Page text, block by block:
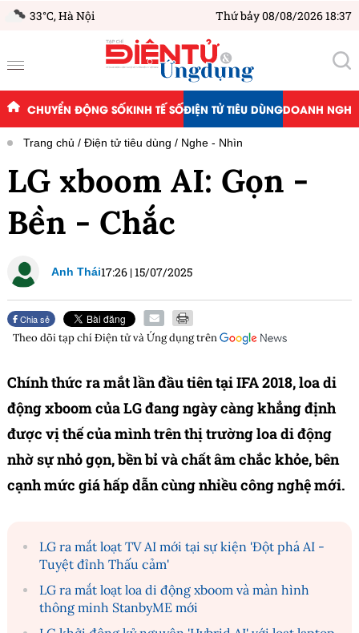
33°C,Hà Nội Thứ bảy 08/08/2026 18:37
CHUYỂN ĐỘNG SỐKINH TẾ SỐĐIỆN TỬ TIÊU DÙNGDOANH
Trang chủ Điện tử tiêu dùng Nghe - Nhìn
LG xboom AI: Gọn -
Bền - Chắc
Anh Thái17:26 |15/07/2025
Chia sẻ
Theo dõi tạp chíĐiện tử và Ứng dụngtrên
Chính thức ra mắt lần đầu tiên tại IFA 2018, loa di
động xboom của LG đang ngày càng khẳng định
được vị thế của mình trên thị trường loa di động
nhờ sự nhỏ gọn, bền bỉ và chất âm chắc khỏe, bên
cạnh mức giá hấp dẫn cùng nhiều công nghệ mới.
LG ra mắt loạt TV AI mới tại sự kiện 'Đột phá AI -
Tuyệt đỉnh Thấu cảm'
LG ra mắt loạt loa di động xboom và màn hình
thông minh StanbyME mới